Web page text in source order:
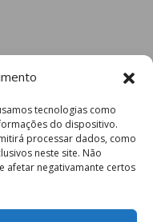
tecnologias como
do dispositivo.
processar dados, como
neste site. Não
afetar negativamante certos